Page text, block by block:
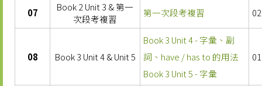
07
Book 2 Unit 3 & 第一
次段考複習
第一次段考複習
08 Book 3 Unit 4 & Unit 5
Book 3 Unit 4 - 字彙、副
詞、have / has to 的用法
Book 3 Unit 5 - 字彙